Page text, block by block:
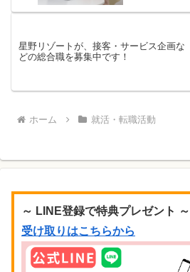
星野リゾートが、接客・サービス企画な
どの総合職を募集中です！
ホーム 就活・転職活動
～ LINE登録で特典プレゼント ～
受け取りはこちらから